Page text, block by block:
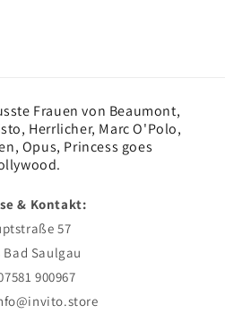
Frauen von Beaumont,
Herrlicher, Marc O'Polo,
Opus, Princess goes
& Kontakt:
57
Bad Saulgau
900967